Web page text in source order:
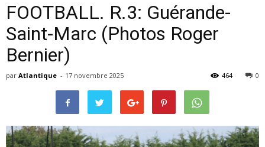
FOOTBALL. R.3: Guérande-
Saint-Marc (Photos Roger
Bernier)
par Atlantique - 17 novembre 2025 0
464